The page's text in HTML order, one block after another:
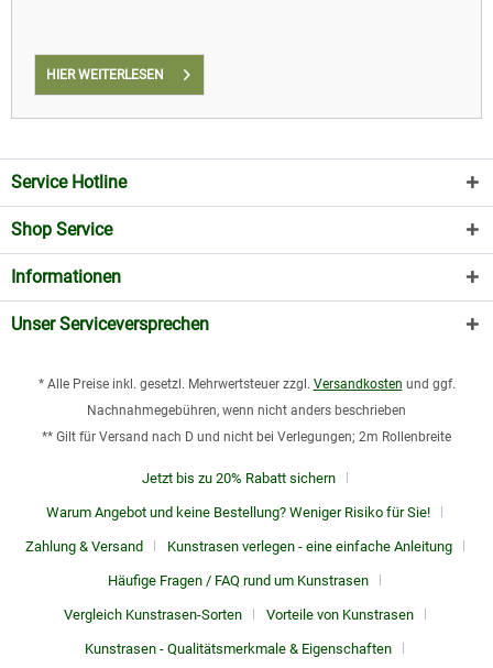
HIER WEITERLESEN
Service Hotline
Shop Service
Informationen
Unser Serviceversprechen
* Alle Preise inkl. gesetzl. Mehrwertsteuer zzgl. Versandkosten und ggf.
Nachnahmegebühren, wenn nicht anders beschrieben
** Gilt für Versand nach D und nicht bei Verlegungen; 2m Rollenbreite
Jetzt bis zu 20% Rabatt sichern
Warum Angebot und keine Bestellung? Weniger Risiko für Sie!
Zahlung & Versand Kunstrasen verlegen - eine einfache Anleitung
Häufige Fragen / FAQ rund um Kunstrasen
Vergleich Kunstrasen-Sorten Vorteile von Kunstrasen
Kunstrasen - Qualitätsmerkmale & Eigenschaften